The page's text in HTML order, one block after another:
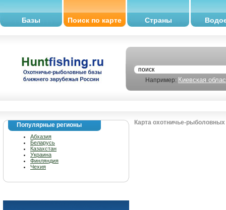
Базы Поиск по карте Страны
Например: Киевская
Популярные регионы
Абхазия
Беларусь
Казахстан
Украина
Финляндия
Чехия
Карта охотничье-рыболовных